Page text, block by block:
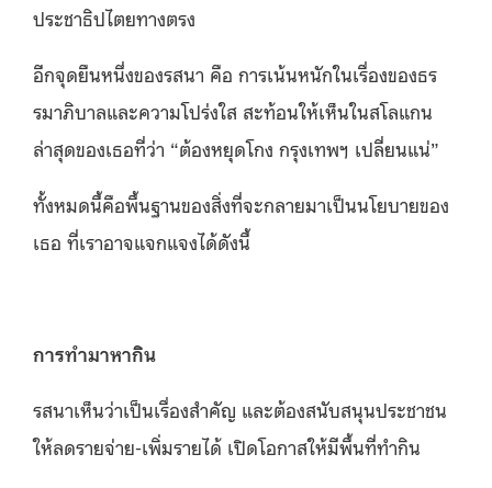
ประชาธิปไตยทางตรง
อีกจุดยืนหนึ่งของรสนา คือ การเน้นหนักในเรื่องของธร
รมาภิบาลและความโปร่งใส สะท้อนให้เห็นในสโลแกน
ล่าสุดของเธอที่ว่า “ต้องหยุดโกง กรุงเทพฯ เปลี่ยนแน่”
ทั้งหมดนี้คือพื้นฐานของสิ่งที่จะกลายมาเป็นนโยบายของ
เธอ ที่เราอาจแจกแจงได้ดังนี้
การทำมาหากิน
รสนาเห็นว่าเป็นเรื่องสำคัญ และต้องสนับสนุนประชาชน
ให้ลดรายจ่าย-เพิ่มรายได้ เปิดโอกาสให้มีพื้นที่ทำกิน